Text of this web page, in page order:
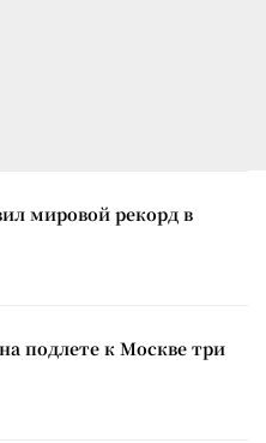
мировой рекорд в
подлете к Москве три